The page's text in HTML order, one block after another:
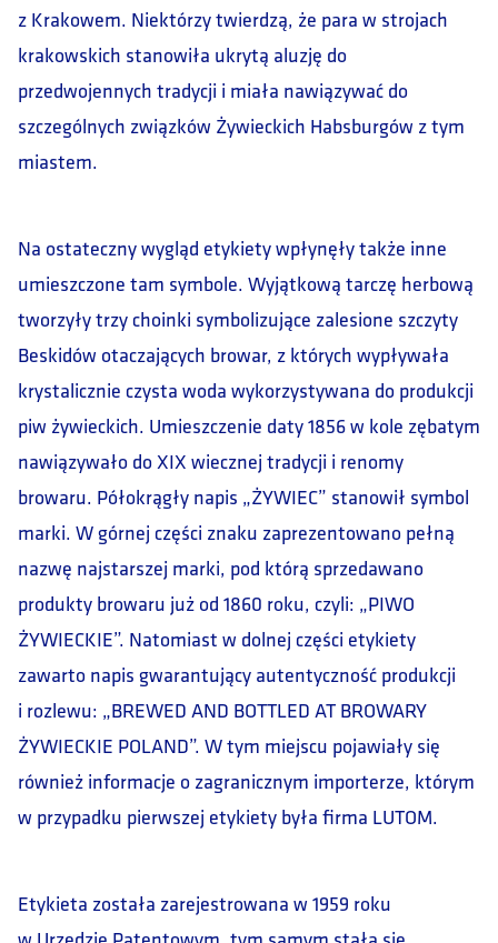
z Krakowem. Niektórzy twierdzą, że para w strojach
krakowskich stanowiła ukrytą aluzję do
przedwojennych tradycji i miała nawiązywać do
szczególnych związków Żywieckich Habsburgów z tym
miastem.
Na ostateczny wygląd etykiety wpłynęły także inne
umieszczone tam symbole. Wyjątkową tarczę herbową
tworzyły trzy choinki symbolizujące zalesione szczyty
Beskidów otaczających browar, z których wypływała
krystalicznie czysta woda wykorzystywana do produkcji
piw żywieckich. Umieszczenie daty 1856 w kole zębatym
nawiązywało do XIX wiecznej tradycji i renomy
browaru. Półokrągły napis „ŻYWIEC” stanowił symbol
marki. W górnej części znaku zaprezentowano pełną
nazwę najstarszej marki, pod którą sprzedawano
produkty browaru już od 1860 roku, czyli: „PIWO
ŻYWIECKIE”. Natomiast w dolnej części etykiety
zawarto napis gwarantujący autentyczność produkcji
i rozlewu: „BREWED AND BOTTLED AT BROWARY
ŻYWIECKIE POLAND”. W tym miejscu pojawiały się
również informacje o zagranicznym importerze, którym
w przypadku pierwszej etykiety była firma LUTOM.
Etykieta została zarejestrowana w 1959 roku